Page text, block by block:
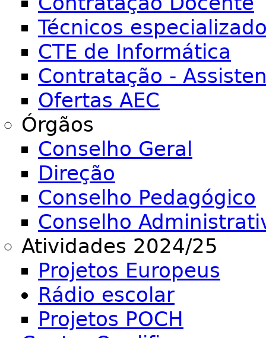
Técnicos
CTE de Informática
Contratação -
Ofertas AEC
Órgãos
Conselho Geral
Direção
Conselho Pedagógico
Conselho
Atividades 2024/25
Projetos Europeus
Rádio escolar
Projetos POCH